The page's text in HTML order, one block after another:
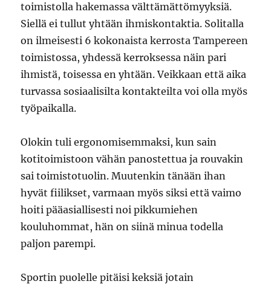
toimistolla hakemassa välttämättömyyksiä.
Siellä ei tullut yhtään ihmiskontaktia. Solitalla
on ilmeisesti 6 kokonaista kerrosta Tampereen
toimistossa, yhdessä kerroksessa näin pari
ihmistä, toisessa en yhtään. Veikkaan että aika
turvassa sosiaalisilta kontakteilta voi olla myös
työpaikalla.
Olokin tuli ergonomisemmaksi, kun sain
kotitoimistoon vähän panostettua ja rouvakin
sai toimistotuolin. Muutenkin tänään ihan
hyvät fiilikset, varmaan myös siksi että vaimo
hoiti pääasiallisesti noi pikkumiehen
kouluhommat, hän on siinä minua todella
paljon parempi.
Sportin puolelle pitäisi keksiä jotain